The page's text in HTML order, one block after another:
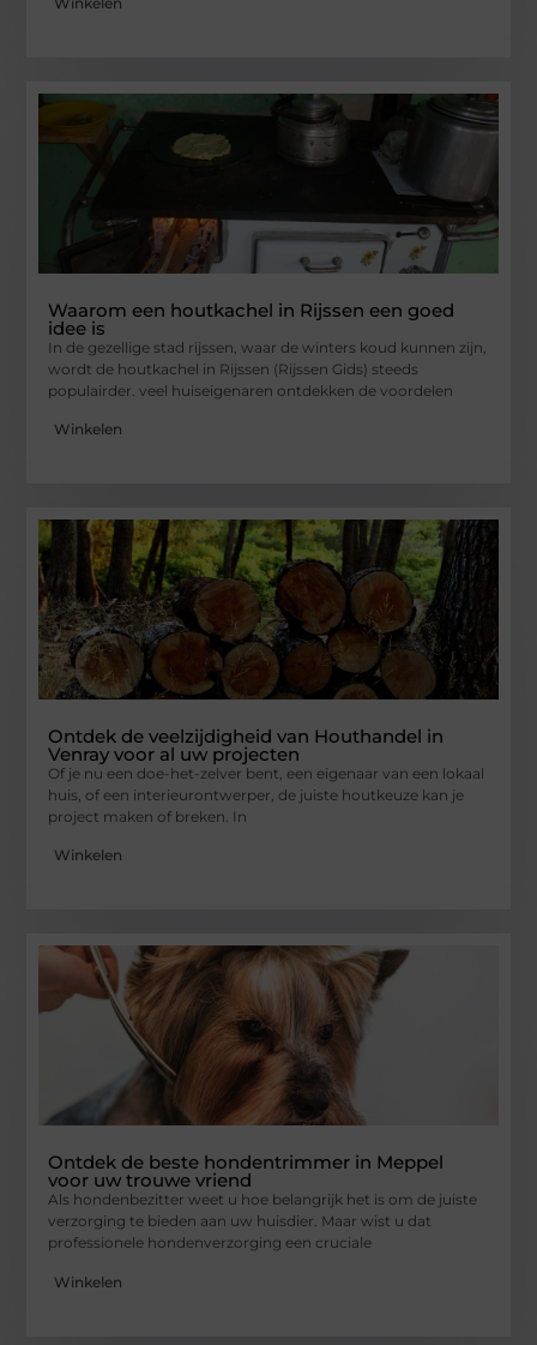
Waarom een houtkachel in Rijssen een goed
idee is
In de gezellige stad rijssen, waar de winters koud kunnen zijn,
wordt de houtkachel in Rijssen (Rijssen Gids) steeds
populairder. veel huiseigenaren ontdekken de voordelen
Winkelen
Ontdek de veelzijdigheid van Houthandel in
Venray voor al uw projecten
Of je nu een doe-het-zelver bent, een eigenaar van een lokaal
huis, of een interieurontwerper, de juiste houtkeuze kan je
project maken of breken. In
Winkelen
Ontdek de beste hondentrimmer in Meppel
voor uw trouwe vriend
Als hondenbezitter weet u hoe belangrijk het is om de juiste
verzorging te bieden aan uw huisdier. Maar wist u dat
professionele hondenverzorging een cruciale
Winkelen